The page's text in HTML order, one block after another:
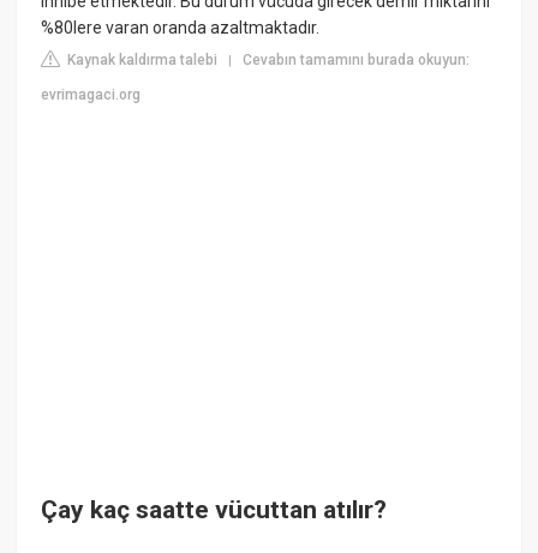
%80lere varan oranda azaltmaktadır.
Kaynak kaldırma talebi |Cevabın tamamını burada okuyun:
evrimagaci.org
Çay kaç saatte vücuttan atılır?